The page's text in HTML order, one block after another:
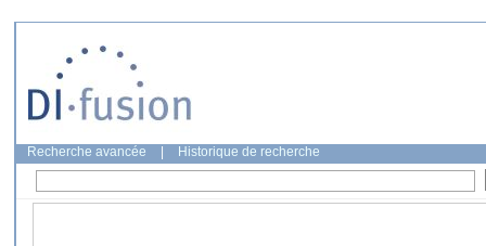
Recherche avancée Historique de recherche